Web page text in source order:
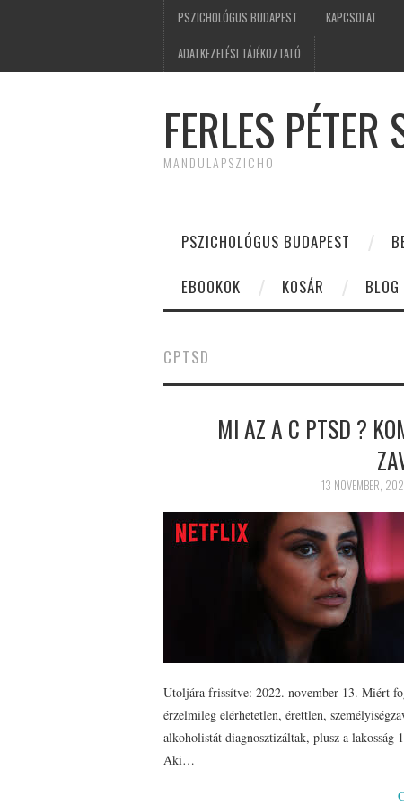
PSZICHOLÓGUS BUDAPEST KAPCSOLAT
ADATKEZELÉSI TÁJÉKOZTATÓ
FERLES
MANDULAPSZICHO
PSZICHOLÓGUS BUDAPEST
EBOOKOK
KOSÁR BLOG
CPTSD
MI AZ A C PTSD ?
13 NOVEMBER,
Utoljára frissítve: 2022. november 13. Miért
érzelmileg elérhetetlen, érettlen,
alkoholistát diagnosztizáltak, plusz a lakosság
Aki…